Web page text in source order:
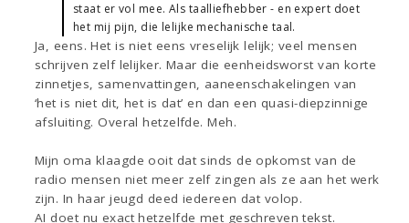
staat er vol mee. Als taalliefhebber - en expert doet
het mij pijn, die lelijke mechanische taal.
Ja, eens. Het is niet eens vreselijk lelijk; veel mensen
schrijven zelf lelijker. Maar die eenheidsworst van korte
zinnetjes, samenvattingen, aaneenschakelingen van
‘het is niet dit, het is dat’ en dan een quasi-diepzinnige
afsluiting. Overal hetzelfde. Meh.
Mijn oma klaagde ooit dat sinds de opkomst van de
radio mensen niet meer zelf zingen als ze aan het werk
zijn. In haar jeugd deed iedereen dat volop.
AI doet nu exact hetzelfde met geschreven tekst.